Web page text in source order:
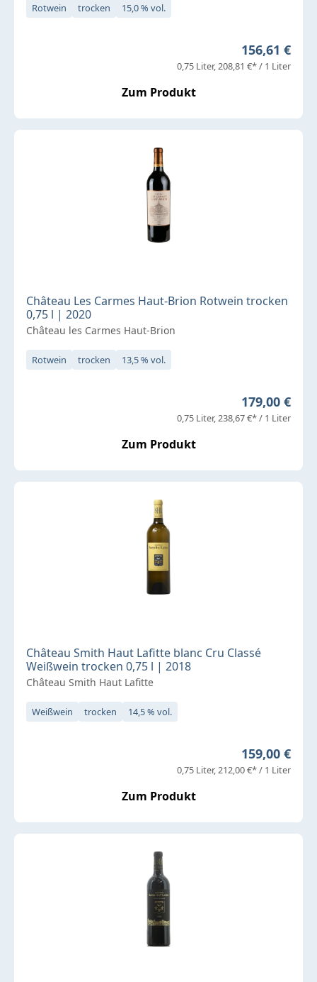
Rotwein trocken 15,0 % vol.
Regulärer
156,61 €
0,75 Liter 208,81 €* / 1 Liter
Zum Produkt
Château Les Carmes Haut-Brion Rotwein trocken
0,75 l | 2020
Château les Carmes Haut-Brion
Rotwein trocken 13,5 % vol.
Regulärer
179,00 €
0,75 Liter 238,67 €* / 1 Liter
Zum Produkt
Château Smith Haut Lafitte blanc Cru Classé
Weißwein trocken 0,75 l | 2018
Château Smith Haut Lafitte
Weißwein trocken 14,5 % vol.
Regulärer
159,00 €
0,75 Liter 212,00 €* / 1 Liter
Zum Produkt